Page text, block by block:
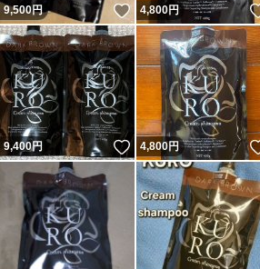
9,500円 いいね！
4,800円
9,400円 いいね！
4,800円